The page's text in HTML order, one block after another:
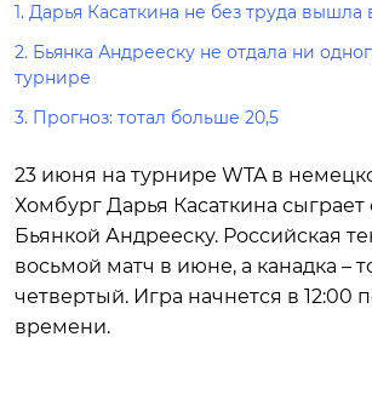
1. Дарья Касаткина не без труда вышла
2. Бьянка Андрееску не отдала ни
турнире
3. Прогноз: тотал больше 20,5
23 июня на турнире WTA в
Хомбург Дарья Касаткина сыграет
Бьянкой Андрееску. Российская
восьмой матч в июне, а канадка –
четвертый. Игра начнется в 12:00
времени.